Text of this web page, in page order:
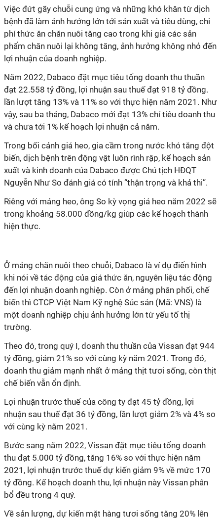
Việc đứt gãy chuỗi cung ứng và những khó khăn từ dịch
bệnh đã làm ảnh hưởng lớn tới sản xuất và tiêu dùng, chi
phí thức ăn chăn nuôi tăng cao trong khi giá các sản
phẩm chăn nuôi lại không tăng, ảnh hưởng không nhỏ đến
lợi nhuận của doanh nghiệp.
Năm 2022, Dabaco đặt mục tiêu tổng doanh thu thuần
đạt 22.558 tỷ đồng, lợi nhuận sau thuế đạt 918 tỷ đồng.
lần lượt tăng 13% và 11% so với thực hiện năm 2021. Như
vậy, sau ba tháng, Dabaco mới đạt 13% chỉ tiêu doanh thu
và chưa tới 1% kế hoạch lợi nhuận cả năm.
Trong bối cảnh giá heo, gia cầm trong nước khó tăng đột
biến, dịch bệnh trên động vật luôn rình rập, kế hoạch sản
xuất và kinh doanh của Dabaco được Chủ tịch HĐQT
Nguyễn Như So đánh giá có tính “thận trọng và khả thi”.
Riêng với mảng heo, ông So kỳ vọng giá heo năm 2022 sẽ
trong khoảng 58.000 đồng/kg giúp các kế hoạch thành
hiện thực.
Ở mảng chăn nuôi theo chuỗi, Dabaco là ví dụ điển hình
khi nói về tác động của giá thức ăn, nguyên liệu tác động
đến lợi nhuận doanh nghiệp. Còn ở mảng phân phối, chế
biến thì CTCP Việt Nam Kỹ nghệ Súc sản (Mã: VNS) là
một doanh nghiệp chịu ảnh hưởng lớn từ yếu tố thị
trường.
Theo đó, trong quý I, doanh thu thuần của Vissan đạt 944
tỷ đồng, giảm 21% so với cùng kỳ năm 2021. Trong đó,
doanh thu giảm mạnh nhất ở mảng thịt tươi sống, còn thịt
chế biến vẫn ổn định.
Lợi nhuận trước thuế của công ty đạt 45 tỷ đồng, lợi
nhuận sau thuế đạt 36 tỷ đồng, lần lượt giảm 2% và 4% so
với cùng kỳ năm 2021.
Bước sang năm 2022, Vissan đặt mục tiêu tổng doanh
thu đạt 5.000 tỷ đồng, tăng 16% so với thực hiện năm
2021, lợi nhuận trước thuế dự kiến giảm 9% về mức 170
tỷ đồng. Kế hoạch doanh thu, lợi nhuận này Vissan phân
bổ đều trong 4 quý.
Về sản lượng, dự kiến mặt hàng tươi sống tăng 20% lên